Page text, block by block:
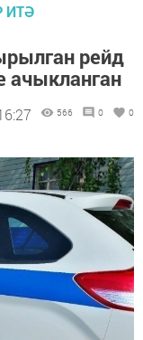
ИТӘ
рейд
ачыкланган
566 0 0